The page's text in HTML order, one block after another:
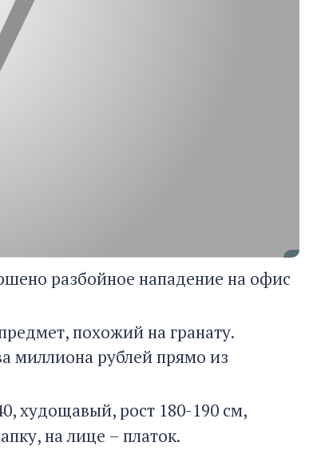
разбойное нападение на офис
похожий на гранату.
миллиона рублей прямо из
худощавый, рост 180-190 см,
на лице – платок.